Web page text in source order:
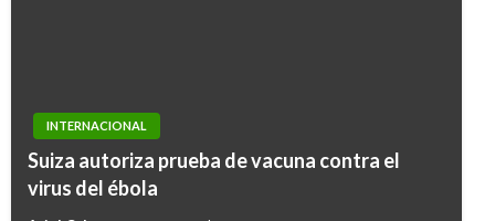
INTERNACIONAL
Suiza autoriza prueba de vacuna contra el
virus del ébola